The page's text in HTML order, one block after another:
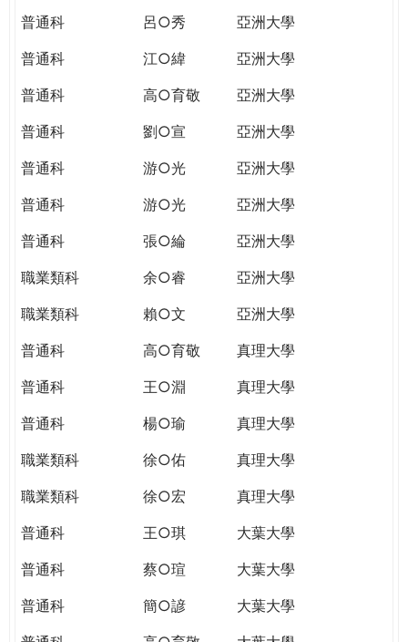
普通科
呂○秀
亞洲大學
普通科
江○緯
亞洲大學
普通科
高○育敬
亞洲大學
普通科
劉○宣
亞洲大學
普通科
游○光
亞洲大學
普通科
游○光
亞洲大學
普通科
張○綸
亞洲大學
職業類科
余○睿
亞洲大學
職業類科
賴○文
亞洲大學
普通科
高○育敬
真理大學
普通科
王○淵
真理大學
普通科
楊○瑜
真理大學
職業類科
徐○佑
真理大學
職業類科
徐○宏
真理大學
普通科
王○琪
大葉大學
普通科
蔡○瑄
大葉大學
普通科
簡○諺
大葉大學